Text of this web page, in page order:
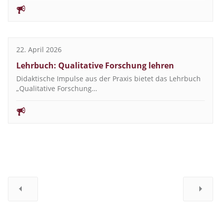
22. April 2026
Lehrbuch: Qualitative Forschung lehren
Didaktische Impulse aus der Praxis bietet das Lehrbuch
„Qualitative Forschung…